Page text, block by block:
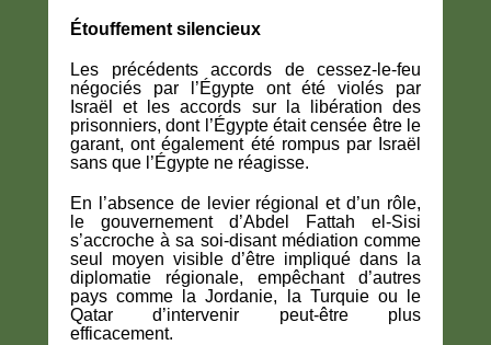
Étouffement silencieux
Les précédents accords de cessez-le-feu
négociés par l’Égypte ont été violés par
Israël et les accords sur la libération des
prisonniers, dont l’Égypte était censée être le
garant, ont également été rompus par Israël
sans que l’Égypte ne réagisse.
En l’absence de levier régional et d’un rôle,
le gouvernement d’Abdel Fattah el-Sisi
s’accroche à sa soi-disant médiation comme
seul moyen visible d’être impliqué dans la
diplomatie régionale, empêchant d’autres
pays comme la Jordanie, la Turquie ou le
Qatar d’intervenir peut-être plus
efficacement.